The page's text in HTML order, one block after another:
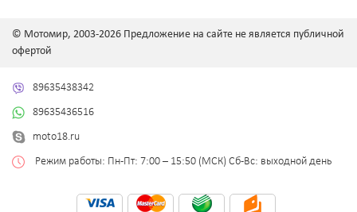
© Мотомир, 2003-2026 Предложение на сайте не является публичной
офертой
89635438342
89635436516
moto18.ru
Режим работы: Пн-Пт: 7:00 – 15:50 (МСК) Сб-Вс: выходной день